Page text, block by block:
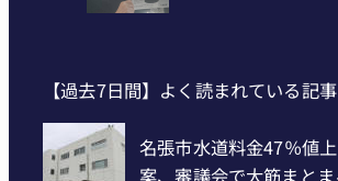
【過去7日間】よく読まれている記事